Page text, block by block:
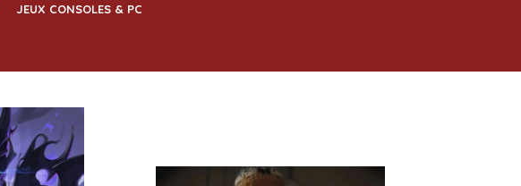
JEUX CONSOLES & PC